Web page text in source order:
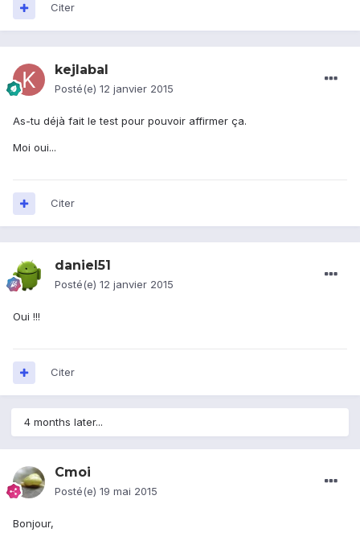
Citer
kejlabal
Posté(e) 12 janvier 2015
As-tu déjà fait le test pour pouvoir affirmer ça.
Moi oui...
Citer
daniel51
Posté(e) 12 janvier 2015
Oui !!!
Citer
4 months later...
Cmoi
Posté(e) 19 mai 2015
Bonjour,